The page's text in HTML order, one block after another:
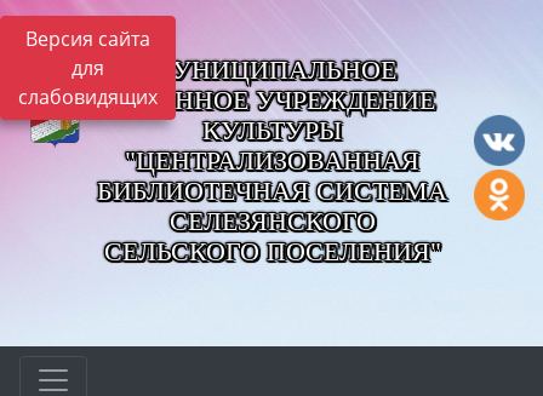
Версия сайта
для
слабовидящих
МУНИЦИПАЛЬНОЕ
КАЗЕННОЕ УЧРЕЖДЕНИЕ
КУЛЬТУРЫ
"ЦЕНТРАЛИЗОВАННАЯ
БИБЛИОТЕЧНАЯ СИСТЕМА
СЕЛЕЗЯНСКОГО
СЕЛЬСКОГО ПОСЕЛЕНИЯ"